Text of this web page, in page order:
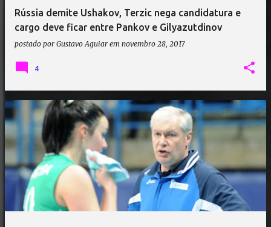
Rússia demite Ushakov, Terzic nega candidatura e
cargo deve ficar entre Pankov e Gilyazutdinov
postado por Gustavo Aguiar em novembro 28, 2017
4